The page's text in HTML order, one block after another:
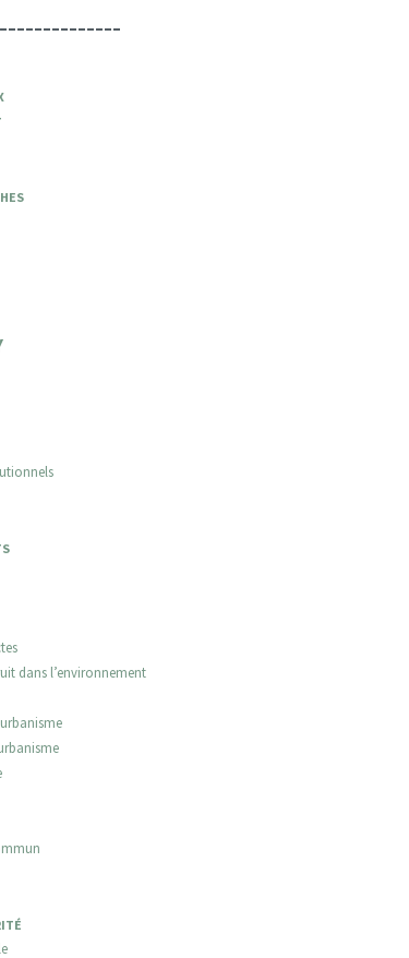
dans l’environnement